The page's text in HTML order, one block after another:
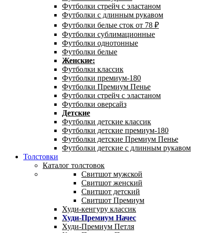
Футболки стрейч с эластаном
Футболки с длинным рукавом
Футболки белые сток от 78 ₽
Футболки сублимационные
Футболки однотонные
Футболки белые
Женские:
Футболки классик
Футболки премиум-180
Футболки Премиум Пенье
Футболки стрейч с эластаном
Футболки оверсайз
Детские
Футболки детские классик
Футболки детские премиум-180
Футболки детские Премиум Пенье
Футболки детские с длинным рукавом
Толстовки
Каталог толстовок
Свитшот мужской
Свитшот женский
Свитшот детский
Свитшот Премиум
Худи-кенгуру классик
Худи-Премиум Начес
Худи-Премиум Петля